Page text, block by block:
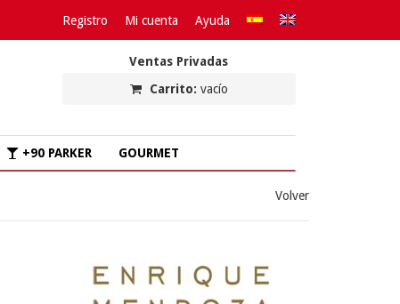
Registro Mi cuenta Ayuda
Ventas Privadas
Carrito: vacío
+90 PARKER GOURMET
Volver